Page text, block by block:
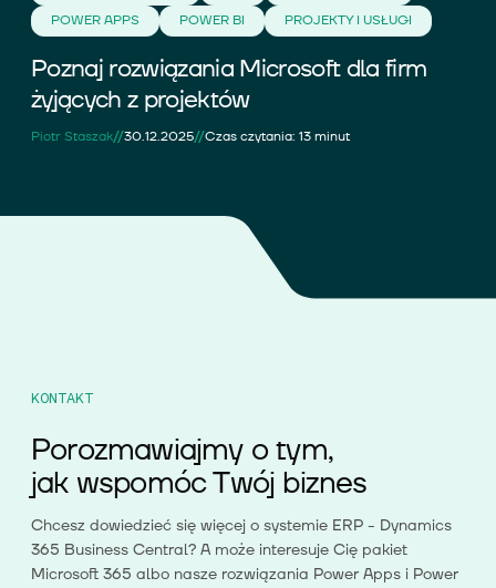
POWER APPS
POWER BI PROJEKTY I USŁUGI
Poznaj rozwiązania Microsoft dla firm
żyjących z projektów
Piotr Staszak//30.12.2025//Czas czytania: 13 minut
KONTAKT
Porozmawiajmy o tym,
jak wspomóc Twój biznes
Chcesz dowiedzieć się więcej o systemie ERP - Dynamics
365 Business Central? A może interesuje Cię pakiet
Microsoft 365 albo nasze rozwiązania Power Apps i Power